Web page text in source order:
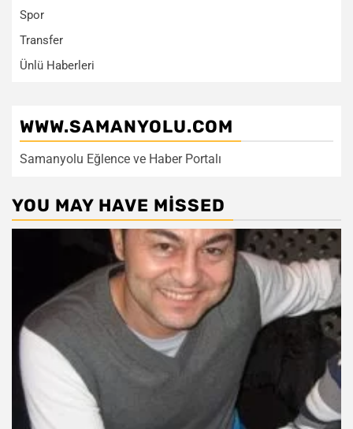
Spor
Transfer
Ünlü Haberleri
WWW.SAMANYOLU.COM
Samanyolu Eğlence ve Haber Portalı
YOU MAY HAVE MISSED